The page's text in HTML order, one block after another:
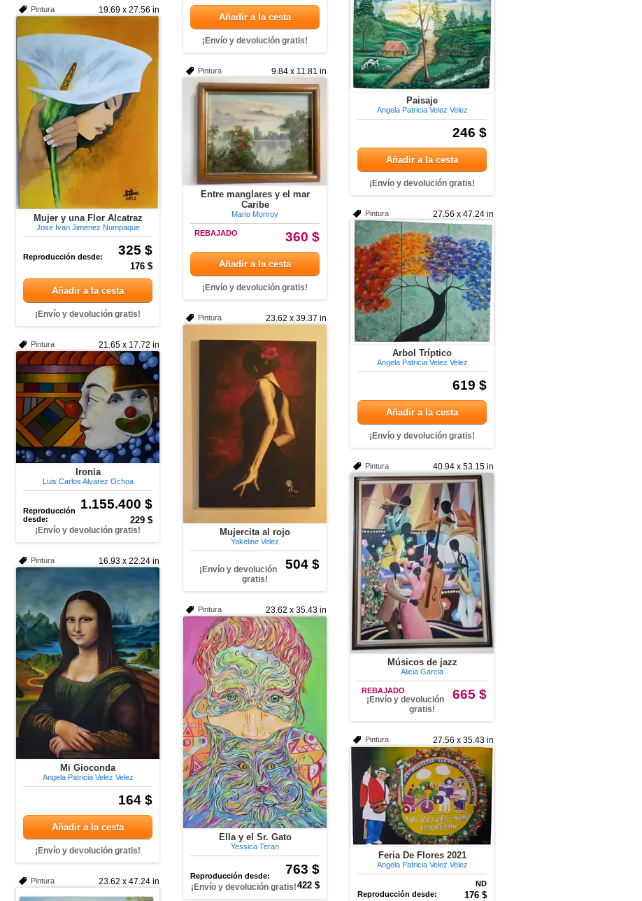
Añadir a la cesta
¡Envío y devolución gratis!
Paisaje
Angela Patricia Velez Velez
246 $
Añadir a la cesta
¡Envío y devolución gratis!
19.69 x 27.56 in
Pintura
Mujer y una Flor Alcatraz
Jose Ivan Jimenez Numpaque
325 $
Reproducción desde:
176 $
Añadir a la cesta
¡Envío y devolución gratis!
9.84 x 11.81 in
Pintura
Entre manglares y el mar
Caribe
Mario Monroy
360 $
REBAJADO
Añadir a la cesta
¡Envío y devolución gratis!
27.56 x 47.24 in
Pintura
Arbol Tríptico
Angela Patricia Velez Velez
619 $
Añadir a la cesta
¡Envío y devolución gratis!
23.62 x 39.37 in
Pintura
Mujercita al rojo
Yakeline Velez
504 $
¡Envío y devolución
gratis!
21.65 x 17.72 in
Pintura
Ironia
Luis Carlos Alvarez Ochoa
1.155.400 $
Reproducción
desde:
229 $
¡Envío y devolución gratis!
40.94 x 53.15 in
Pintura
Músicos de jazz
Alicia Garcia
665 $
REBAJADO
¡Envío y devolución
gratis!
16.93 x 22.24 in
Pintura
Mi Gioconda
Angela Patricia Velez Velez
164 $
Añadir a la cesta
¡Envío y devolución gratis!
23.62 x 35.43 in
Pintura
Ella y el Sr. Gato
Yessica Teran
763 $
Reproducción desde:
422 $
¡Envío y devolución gratis!
27.56 x 35.43 in
Pintura
Feria De Flores 2021
Angela Patricia Velez Velez
ND
Reproducción desde:
176 $
23.62 x 47.24 in
Pintura